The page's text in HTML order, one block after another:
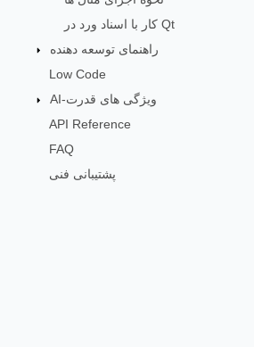
کار با اسناد ورد در Qt
راهنمای توسعه دهنده
Low Code
AI-ویژگی های قدرت
API Reference
FAQ
پشتیبانی فنی